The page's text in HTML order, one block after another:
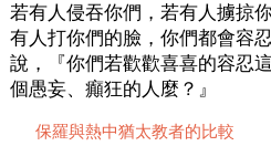
若有人侵吞你們，若有人擄掠
有人打你們的臉，你們都會容
說，『你們若歡歡喜喜的容忍
個愚妄、癲狂的人麼？』
保羅與熱中猶太教者的比較